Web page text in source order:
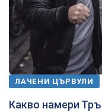
ЛАЧЕНИ ЦЪРВУЛИ
Какво намери